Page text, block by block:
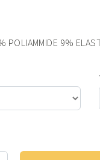
POLIAMMIDE 9%